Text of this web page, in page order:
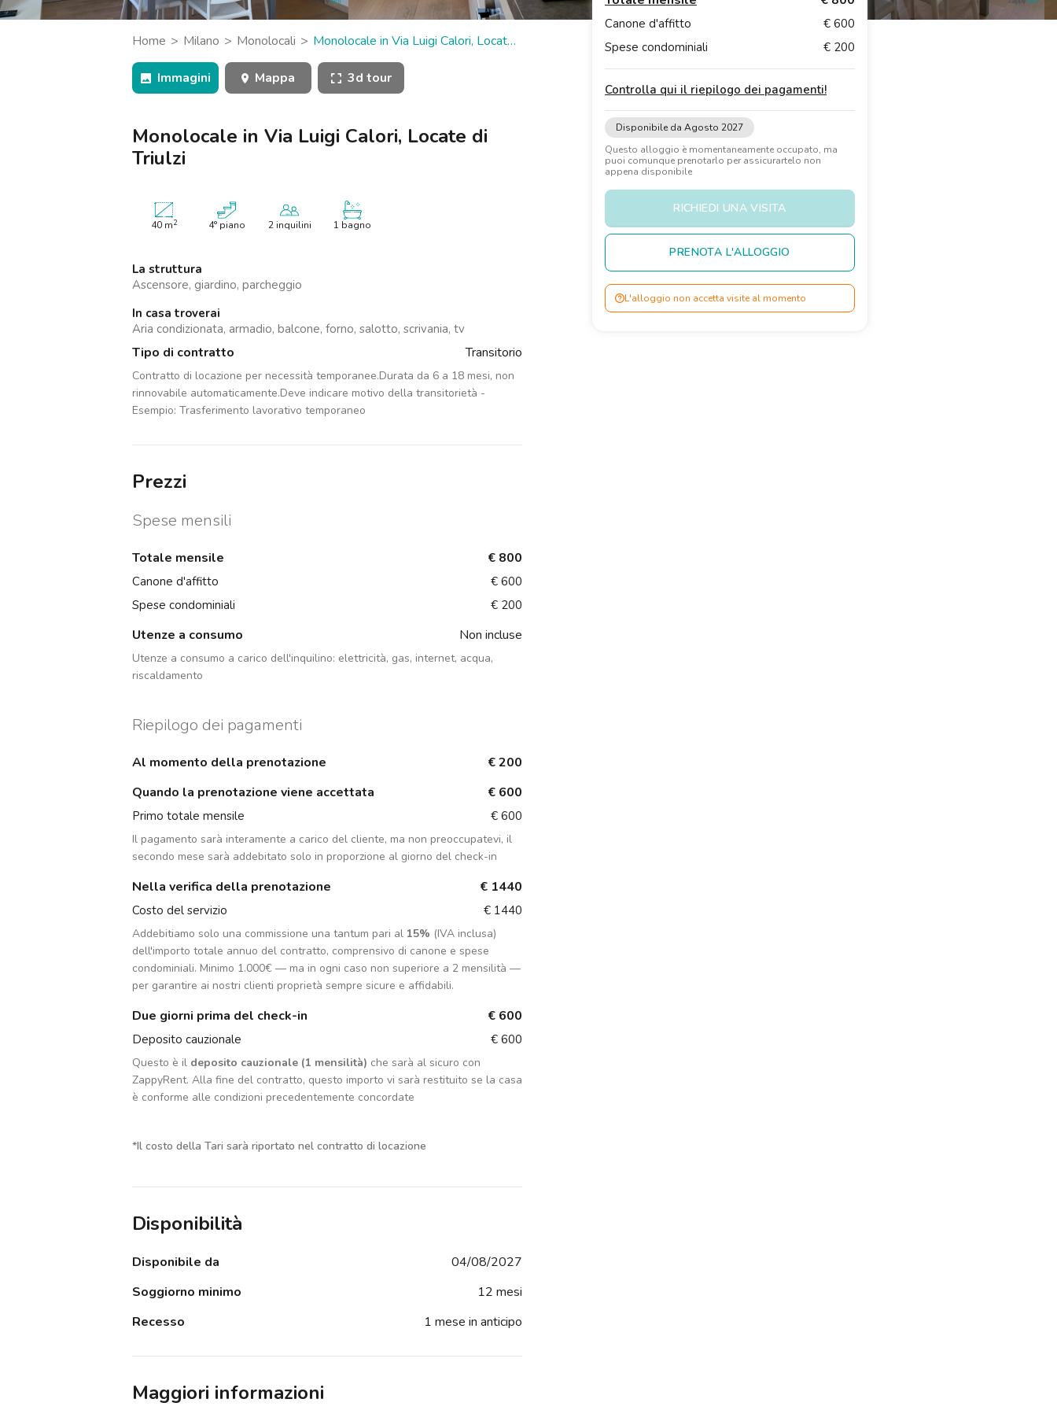
Padova
Home Milano Monolocali
Monolocale in Via Luigi Calori, Locate
di Triulzi
Immagini
Mappa 3d tour
Monolocale in Via Luigi Calori, Locate di
Triulzi
40m2 4° piano 2 inquilini 1 bagno
La struttura
Ascensore, giardino, parcheggio
In casa troverai
Aria condizionata, armadio, balcone, forno, salotto, scrivania, tv
Tipo di contratto Transitorio
Contratto di locazione per necessità temporanee.Durata da 6 a 18 mesi, non
rinnovabile automaticamente.Deve indicare motivo della transitorietà -
Esempio: Trasferimento lavorativo temporaneo
Prezzi
Spese mensili
Totale mensile € 800
Canone d'affitto
€ 600
Spese condominiali
€ 200
Utenze a consumo Non incluse
Utenze a consumo a carico dell'inquilino: elettricità, gas, internet, acqua,
riscaldamento
Riepilogo dei pagamenti
Al momento della prenotazione
€ 200
Quando la prenotazione viene accettata
€ 600
Primo totale mensile € 600
Il pagamento sarà interamente a carico del cliente, ma non preoccupatevi, il
secondo mese sarà addebitato solo in proporzione al giorno del check-in
Nella verifica della prenotazione € 1440
Costo del servizio € 1440
Addebitiamo solo una commissione una tantum pari al 15% (IVA inclusa)
dell'importo totale annuo del contratto, comprensivo di canone e spese
condominiali. Minimo 1.000€ — ma in ogni caso non superiore a 2 mensilità —
per garantire ai nostri clienti proprietà sempre sicure e affidabili.
Due giorni prima del check-in € 600
Deposito cauzionale € 600
Questo è il deposito cauzionale (1 mensilità) che sarà al sicuro con
ZappyRent. Alla fine del contratto, questo importo vi sarà restituito se la casa
è conforme alle condizioni precedentemente concordate
*Il costo della Tari sarà riportato nel contratto di locazione
Disponibilità
Disponibile da
04/08/2027
Soggiorno minimo
12 mesi
Recesso
1 mese in anticipo
Maggiori informazioni
Canone d'affitto
€ 600
Spese condominiali
€ 200
Controlla qui il riepilogo dei pagamenti!
Disponibile da Agosto 2027
Questo alloggio è momentaneamente occupato, ma
puoi comunque prenotarlo per assicurartelo non
appena disponibile
RICHIEDI UNA VISITA
PRENOTA L'ALLOGGIO
L'alloggio non accetta visite al momento